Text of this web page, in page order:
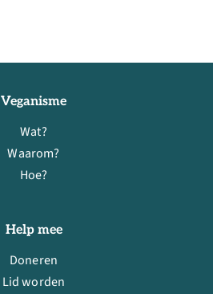
Veganisme
Wat?
Waarom?
Hoe?
Help mee
Doneren
Lid worden